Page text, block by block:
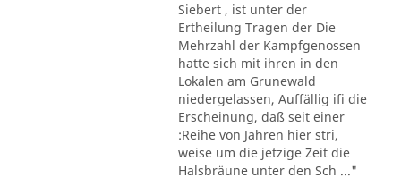
Siebert , ist unter der
Ertheilung Tragen der Die
Mehrzahl der Kampfgenossen
hatte sich mit ihren in den
Lokalen am Grunewald
niedergelassen, Auffällig ifi die
Erscheinung, daß seit einer
:Reihe von Jahren hier stri,
weise um die jetzige Zeit die
Halsbräune unter den Sch ..."